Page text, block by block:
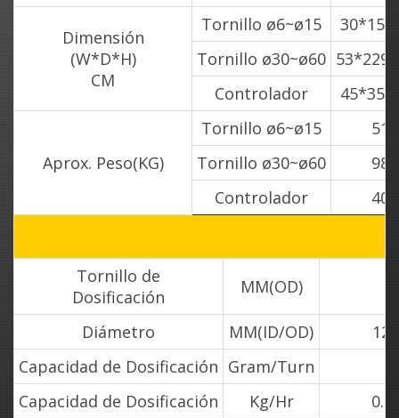
Dimensión
(W*D*H)
CM
Tornillo ø6~ø15
Tornillo ø30~ø60
Controlador
Aprox. Peso(KG)
Tornillo ø6~ø15
51
Tornillo ø30~ø60
98
Controlador
40
Tornillo de
Dosificación
MM(OD)
Diámetro MM(ID/OD)
Capacidad de Dosificación Gram/Turn
Capacidad de Dosificación
Kg/Hr